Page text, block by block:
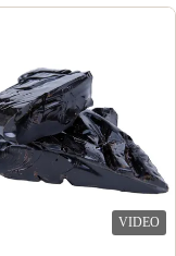
my
they are delivered
VIDEO